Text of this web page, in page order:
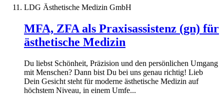
LDG Ästhetische Medizin GmbH
MFA, ZFA als Praxisassistenz (gn) für
ästhetische Medizin
Du liebst Schönheit, Präzision und den persönlichen Umgang
mit Menschen? Dann bist Du bei uns genau richtig! Lieb
Dein Gesicht steht für moderne ästhetische Medizin auf
höchstem Niveau, in einem Umfe...